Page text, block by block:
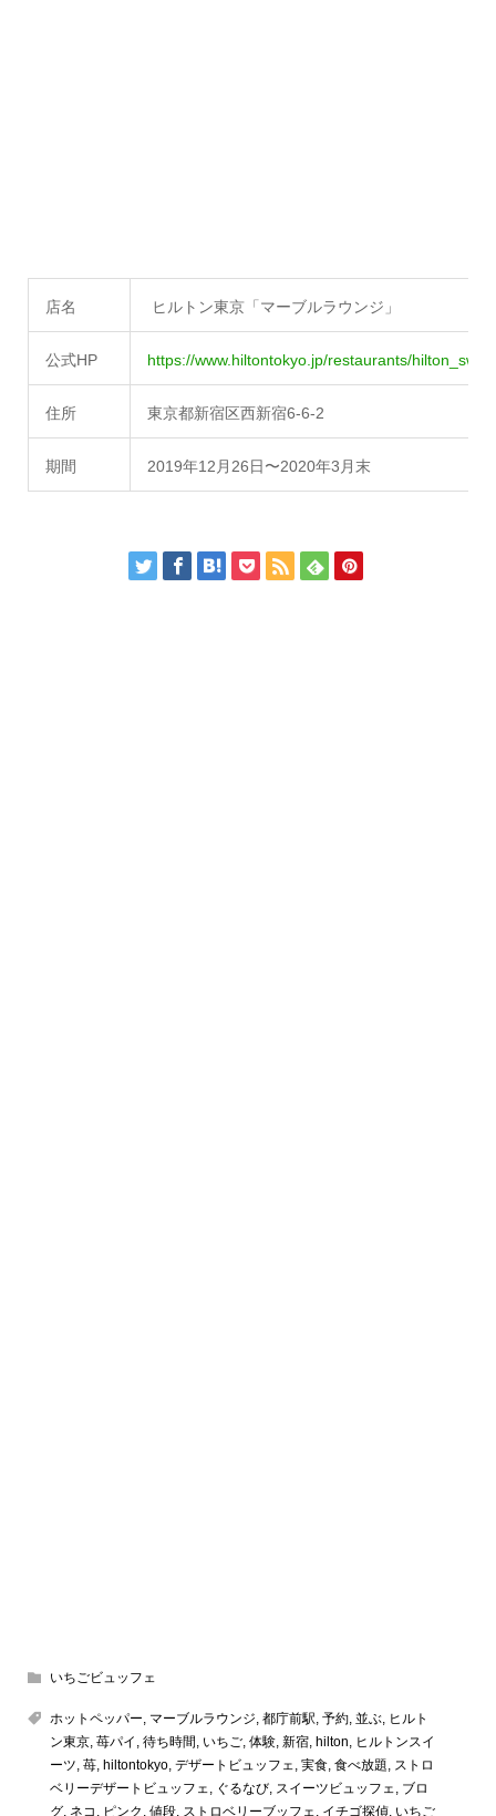
店名 ヒルトン東京「マーブルラウンジ」
公式HP https://www.hiltontokyo.jp/restaurants/
住所 東京都新宿区西新宿6-6-2
期間 2019年12月26日〜2020年3月末
いちごビュッフェ
ホットペッパー, マーブルラウンジ, 都庁前駅, 予約, 並ぶ, ヒルト
ン東京, 苺パイ , 待ち時間, いちご, 体験, 新宿, hilton, ヒルトンスイ
ーツ, 苺, hiltontokyo, デザートビュッフェ, 実食, 食べ放題, ストロ
ベリーデザートビュッフェ, ぐるなび, スイーツビュッフェ, ブロ
グ, ネコ , ピンク , 値段, ストロベリーブッフェ, イチゴ探偵, いちご